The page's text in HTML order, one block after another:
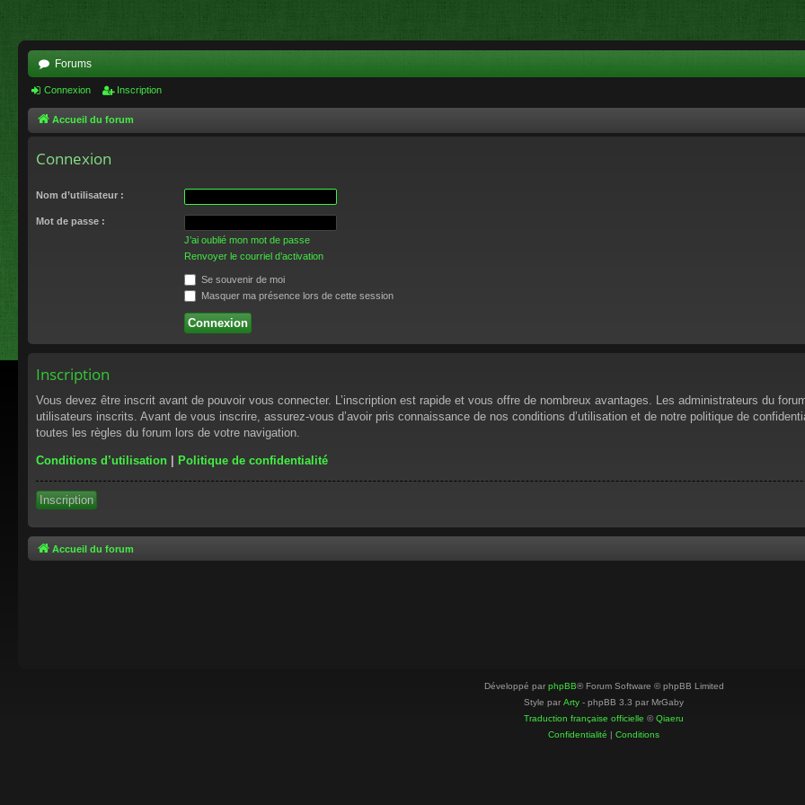
Forums
Connexion Inscription
Accueil du forum
Connexion
Nom d’utilisateur :
Mot de passe :
J’ai oublié mon mot de passe
Renvoyer le courriel d’activation
Se souvenir de moi
Masquer ma présence lors de cette session
Inscription
Vous devez être inscrit avant de pouvoir vous connecter. L’inscription est rapide et vous offre de nombreux avantages. Les administrateurs du
utilisateurs inscrits. Avant de vous inscrire, assurez-vous d’avoir pris connaissance de nos conditions d’utilisation et de notre politique de
toutes les règles du forum lors de votre navigation.
Conditions d’utilisation | Politique de confidentialité
Inscription
Accueil du forum
Développé par phpBB® Forum Software © phpBB Limited
Style par Arty - phpBB 3.3 par MrGaby
Traduction française officielle ©Qiaeru
Confidentialité | Conditions